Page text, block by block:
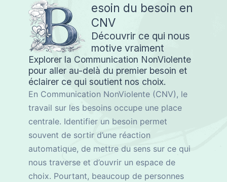
B
esoin du besoin en
CNV
Découvrir ce qui nous
motive vraiment
Explorer la Communication NonViolente
pour aller au-delà du premier besoin et
éclairer ce qui soutient nos choix.
En Communication NonViolente (CNV), le
travail sur les besoins occupe une place
centrale. Identifier un besoin permet
souvent de sortir d’une réaction
automatique, de mettre du sens sur ce qui
nous traverse et d’ouvrir un espace de
choix. Pourtant, beaucoup de personnes